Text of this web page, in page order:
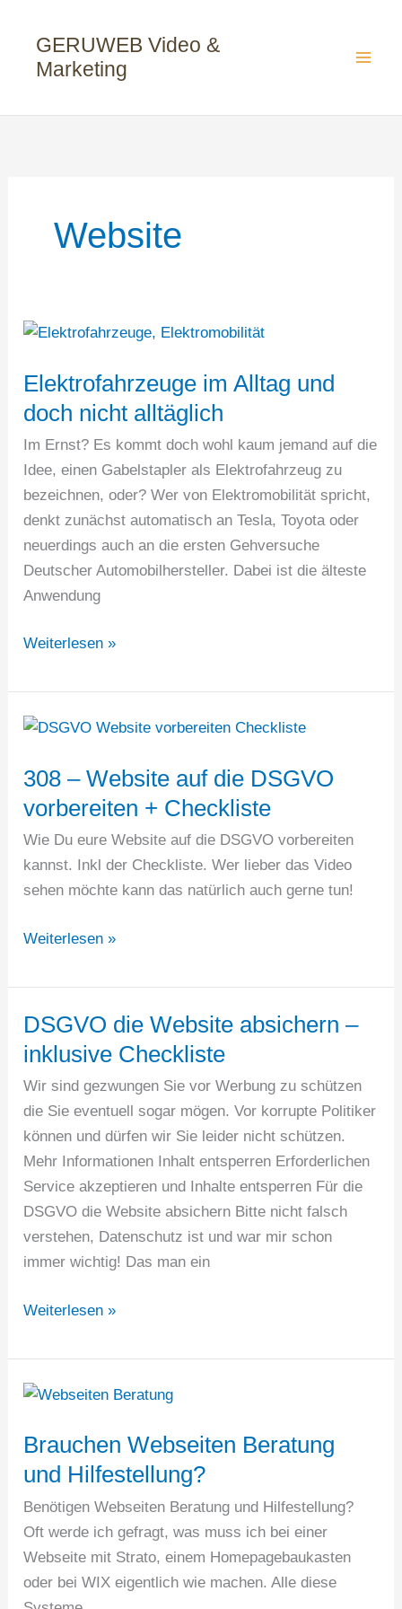
springen
GERUWEB Video &
Marketing
Website
Elektrofahrzeuge im Alltag und
doch nicht alltäglich
Im Ernst? Es kommt doch wohl kaum jemand auf die
Idee, einen Gabelstapler als Elektrofahrzeug zu
bezeichnen, oder? Wer von Elektromobilität spricht,
denkt zunächst automatisch an Tesla, Toyota oder
neuerdings auch an die ersten Gehversuche
Deutscher Automobilhersteller. Dabei ist die älteste
Anwendung
Elektrofahrzeuge
Alltag
und
nicht
Weiterlesen »
308 – Website auf die DSGVO
vorbereiten + Checkliste
Wie Du eure Website auf die DSGVO vorbereiten
kannst. Inkl der Checkliste. Wer lieber das Video
sehen möchte kann das natürlich auch gerne tun!
308
Website
auf
die
DSGVO
vorbereiten
+
Checkliste
Weiterlesen »
DSGVO die Website absichern –
inklusive Checkliste
Wir sind gezwungen Sie vor Werbung zu schützen
die Sie eventuell sogar mögen. Vor korrupte Politiker
können und dürfen wir Sie leider nicht schützen.
Mehr Informationen Inhalt entsperren Erforderlichen
Service akzeptieren und Inhalte entsperren Für die
DSGVO die Website absichern Bitte nicht falsch
verstehen, Datenschutz ist und war mir schon
immer wichtig! Das man ein
DSGVO
Website
absichern
inklusive
Weiterlesen »
Brauchen Webseiten Beratung
und Hilfestellung?
Benötigen Webseiten Beratung und Hilfestellung?
Oft werde ich gefragt, was muss ich bei einer
Webseite mit Strato, einem Homepagebaukasten
oder bei WIX eigentlich wie machen. Alle diese